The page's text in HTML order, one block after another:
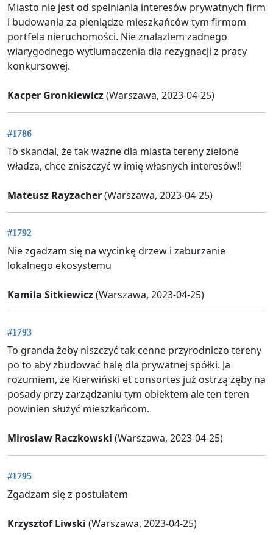
Miasto nie jest od spelniania interesów prywatnych firm
i budowania za pieniądze mieszkańców tym firmom
portfela nieruchomości. Nie znalazlem zadnego
wiarygodnego wytlumaczenia dla rezygnacji z pracy
konkursowej.
Kacper Gronkiewicz(Warszawa, 2023-04-25)
#1786
To skandal, że tak ważne dla miasta tereny zielone
władza, chce zniszczyć w imię własnych interesów!!
Mateusz Rayzacher(Warszawa, 2023-04-25)
#1792
Nie zgadzam się na wycinkę drzew i zaburzanie
lokalnego ekosystemu
Kamila Sitkiewicz(Warszawa, 2023-04-25)
#1793
To granda żeby niszczyć tak cenne przyrodniczo tereny
po to aby zbudować halę dla prywatnej spółki. Ja
rozumiem, że Kierwiński et consortes już ostrzą zęby na
posady przy zarządzaniu tym obiektem ale ten teren
powinien służyć mieszkańcom.
Miroslaw Raczkowski (Warszawa, 2023-04-25)
#1795
Zgadzam się z postulatem
Krzysztof Liwski (Warszawa, 2023-04-25)